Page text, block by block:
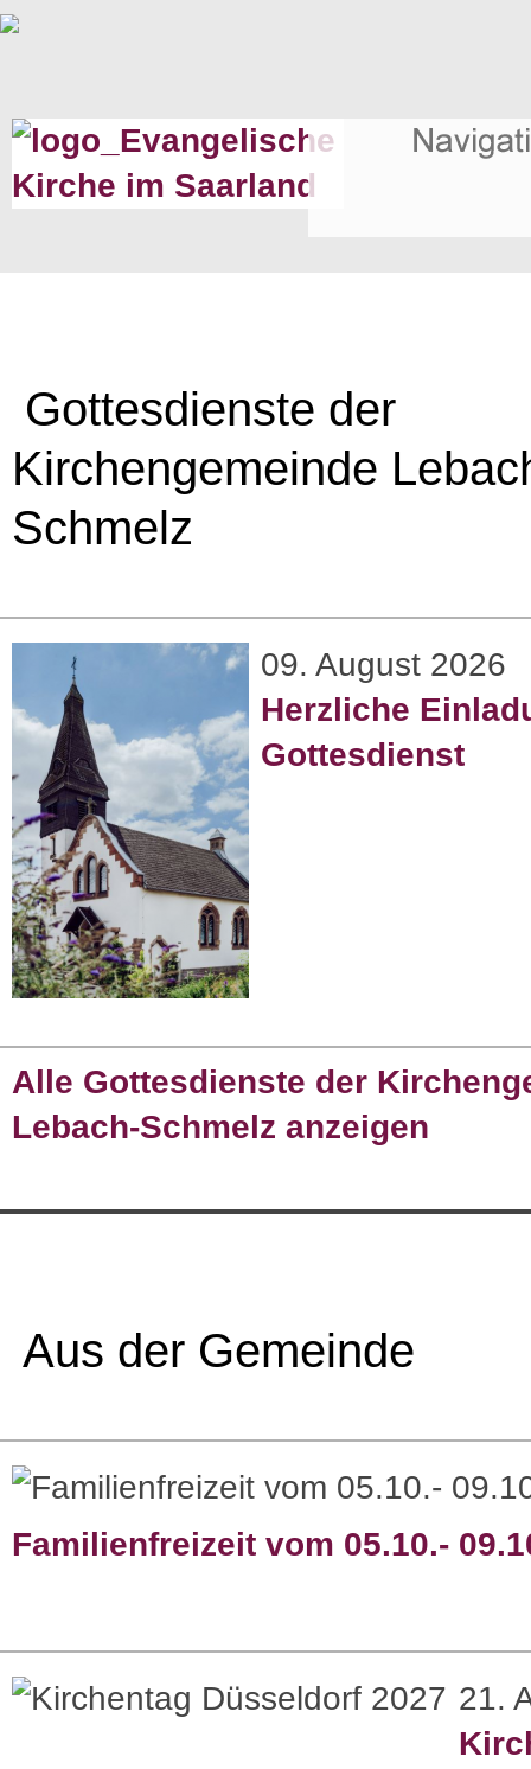
Gottesdienste der
Kirchengemeinde
Schmelz
09. August 2026
Herzliche
Gottesdienst
Alle Gottesdienste der
Lebach-Schmelz anzeigen
Aus der Gemeinde
Familienfreizeit vom 05.10.-
21.